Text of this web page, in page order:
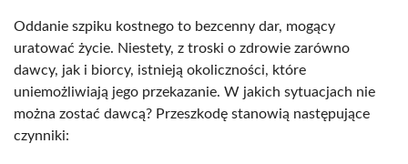
Oddanie szpiku kostnego to bezcenny dar, mogący
uratować życie. Niestety, z troski o zdrowie zarówno
dawcy, jak i biorcy, istnieją okoliczności, które
uniemożliwiają jego przekazanie. W jakich sytuacjach nie
można zostać dawcą? Przeszkodę stanowią następujące
czynniki: